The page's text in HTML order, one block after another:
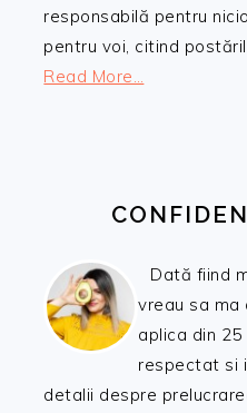
responsabilă pentru
pentru voi, citind
Read More…
Dată fiind
vreau sa ma
aplica din
respectat si
detalii despre